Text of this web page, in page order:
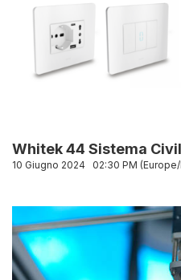
Whitek 44 Sistema
10 Giugno 2024 02:30 PM